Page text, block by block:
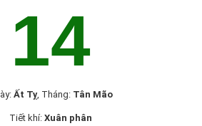
14
Ất Tỵ, Tháng: Tân Mão
Tiết khí: Xuân phân